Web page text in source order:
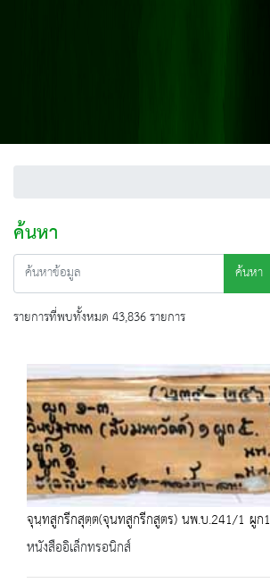
ค้นหา
ค้นหา
รายการที่พบทั้งหมด 43,836 รายการ
จุนฺทสูกรีกสุตฺต(จุนทสูกรีกสูตร) นพ.บ.241/1 ผูก1
หนังสืออิเล็กทรอนิกส์